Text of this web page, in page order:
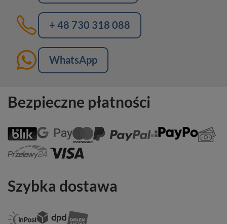
+ 48 730 318 088
WhatsApp
Bezpieczne płatności
Szybka dostawa